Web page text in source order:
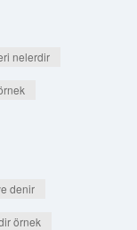
nelerdir
denir
örnek